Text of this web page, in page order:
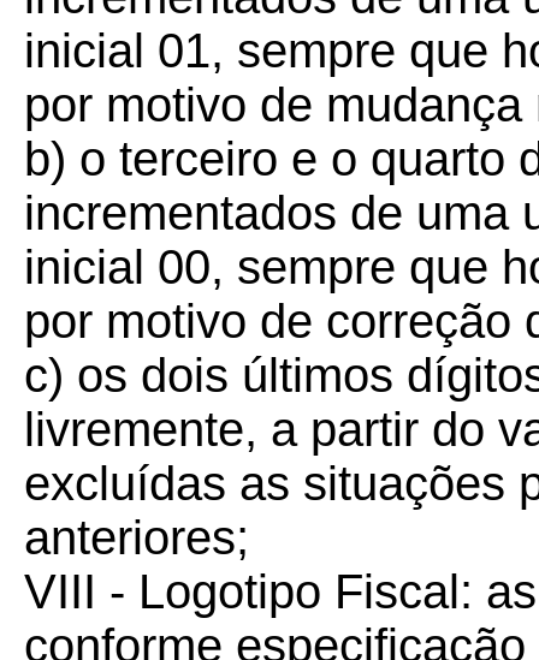
inicial 01, sempre que
por motivo de
b) o terceiro e o quarto
incrementados de uma
inicial 00, sempre que
por motivo de correção
c) os dois últimos
livremente, a partir do
excluídas as situações
anteriores;
VIII - Logotipo Fiscal:
conforme